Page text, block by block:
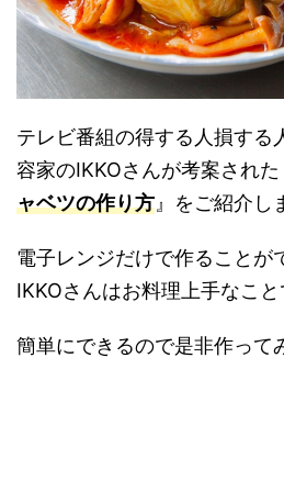
テレビ番組の得する人損する
容家のIKKOさんが考案された
ャベツの作り方 』をご紹介し
電子レンジだけで作ることが
IKKOさんはお料理上手なこと
簡単にできるので是非作って